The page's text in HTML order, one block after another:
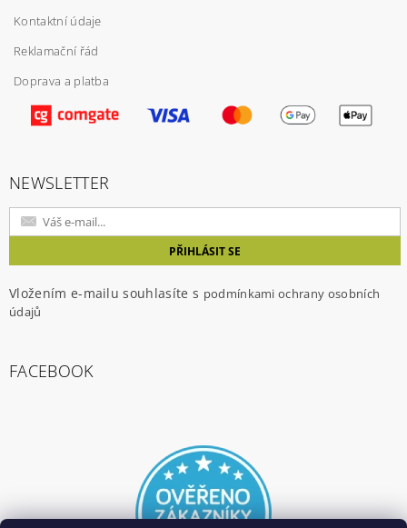
Kontaktní údaje
Reklamační řád
Doprava a platba
NEWSLETTER
Vložením e-mailu souhlasíte s podmínkami ochrany osobních
údajů
FACEBOOK